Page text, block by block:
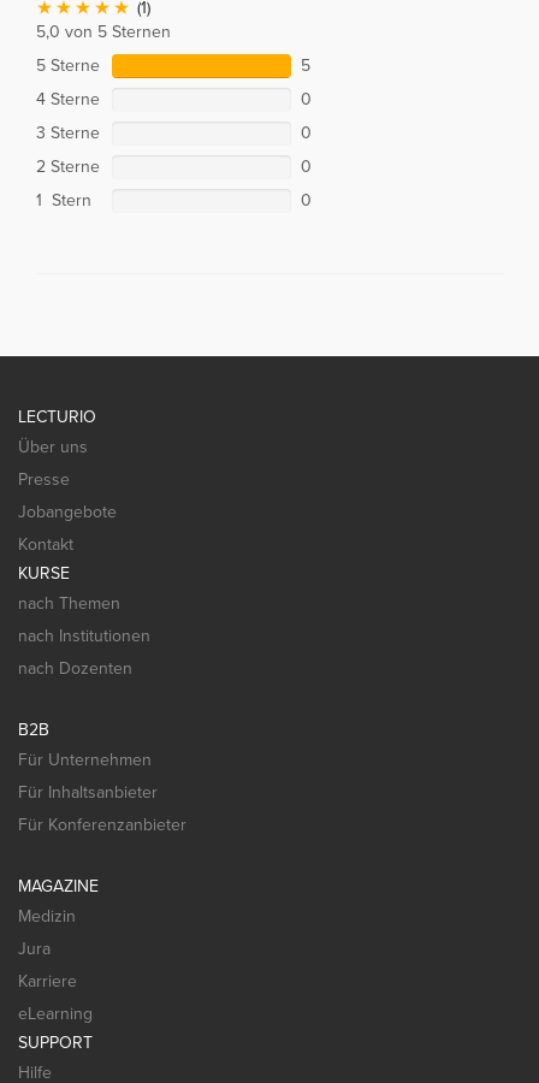
(1)
5,0 von 5 Sternen
5 Sterne
5
4 Sterne
0
3 Sterne
0
2 Sterne
0
1 Stern
0
LECTURIO
Über uns
Presse
Jobangebote
Kontakt
KURSE
nach Themen
nach Institutionen
nach Dozenten
B2B
Für Unternehmen
Für Inhaltsanbieter
Für Konferenzanbieter
MAGAZINE
Medizin
Jura
Karriere
eLearning
SUPPORT
Hilfe